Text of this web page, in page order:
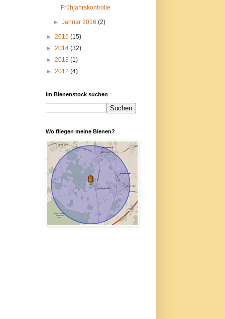
Frühjahrskontrolle
►Januar 2016(2)
► 2015 (15)
► 2014 (32)
► 2013 (1)
► 2012 (4)
Im Bienenstock suchen
Wo fliegen meine Bienen?